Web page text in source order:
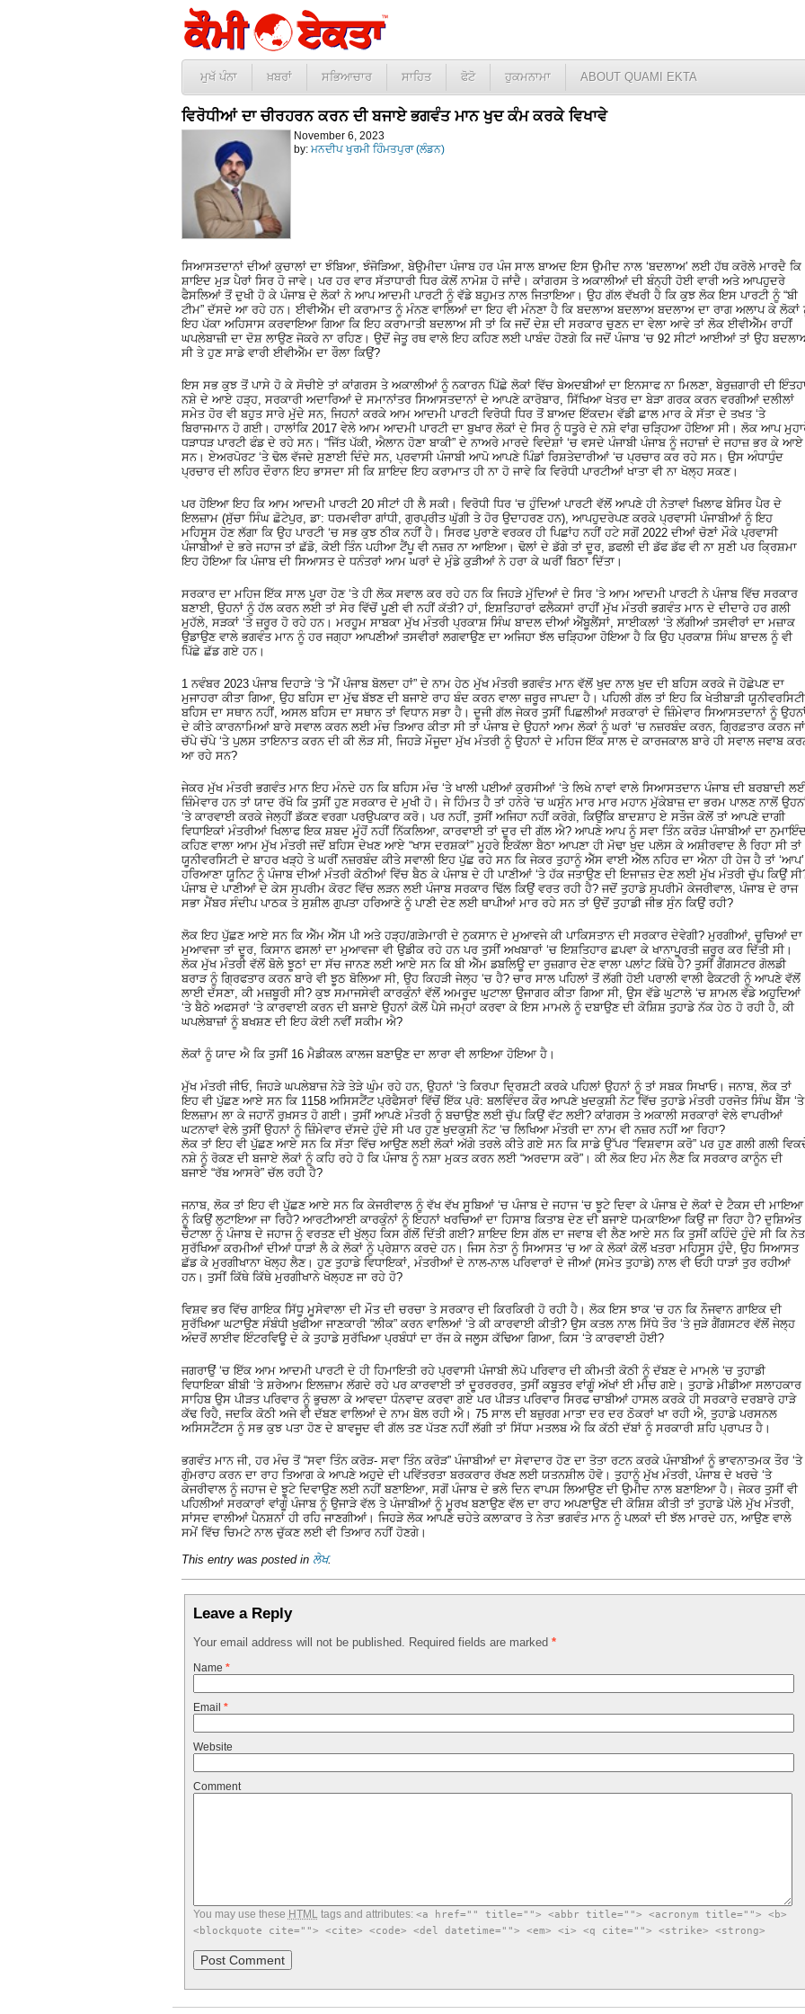
ਮੁਖੱ ਪੰਨਾ ਖ਼ਬਰਾਂ ਸਭਿਆਚਾਰ ਸਾਹਿਤ ਫੋਟੋ ਹੁਕਮਨਾਮਾ ABOUT QUAMI EKTA
ਵਿਰੋਧੀਆਂ ਦਾ ਚੀਰਹਰਨ ਕਰਨ ਦੀ ਬਜਾਏ ਭਗਵੰਤ ਮਾਨ ਖੁਦ ਕੰਮ ਕਰਕੇ ਵਿਖਾਵੇ
November 6, 2023
by: ਮਨਦੀਪ ਖੁਰਮੀ ਹਿੰਮਤਪੁਰਾ (ਲੰਡਨ)
ਸਿਆਸਤਦਾਨਾਂ ਦੀਆਂ ਕੁਚਾਲਾਂ ਦਾ ਝੰਬਿਆ, ਝੰਜੋੜਿਆ, ਬੇਉਮੀਦਾ ਪੰਜਾਬ ਹਰ ਪੰਜ ਸਾਲ ਬਾਅਦ ਇਸ ਉਮੀਦ ਨਾਲ ‘ਬਦਲਾਅ’ ਲਈ ਹੱਥ ਕਰੋਲੇ ਮਾਰਦੈ ਕਿ
ਸ਼ਾਇਦ ਮੁੜ ਪੈਰਾਂ ਸਿਰ ਹੋ ਜਾਵੇ। ਪਰ ਹਰ ਵਾਰ ਸੱਤਾਧਾਰੀ ਧਿਰ ਕੋਲੋਂ ਨਾਮੋਸ਼ ਹੋ ਜਾਂਦੈ। ਕਾਂਗਰਸ ਤੇ ਅਕਾਲੀਆਂ ਦੀ ਬੰਨ੍ਹੀ ਹੋਈ ਵਾਰੀ ਅਤੇ ਆਪਹੁਦਰੇ
ਫੈਸਲਿਆਂ ਤੋਂ ਦੁਖੀ ਹੋ ਕੇ ਪੰਜਾਬ ਦੇ ਲੋਕਾਂ ਨੇ ਆਪ ਆਦਮੀ ਪਾਰਟੀ ਨੂੰ ਵੱਡੇ ਬਹੁਮਤ ਨਾਲ ਜਿਤਾਇਆ। ਉਹ ਗੱਲ ਵੱਖਰੀ ਹੈ ਕਿ ਕੁਝ ਲੋਕ ਇਸ ਪਾਰਟੀ ਨੂੰ “ਬੀ
ਟੀਮ” ਦੱਸਦੇ ਆ ਰਹੇ ਹਨ। ਈਵੀਐੱਮ ਦੀ ਕਰਾਮਾਤ ਨੂੰ ਮੰਨਣ ਵਾਲਿਆਂ ਦਾ ਇਹ ਵੀ ਮੰਨਣਾ ਹੈ ਕਿ ਬਦਲਾਅ ਬਦਲਾਅ ਬਦਲਾਅ ਦਾ ਰਾਗ ਅਲਾਪ ਕੇ ਲੋਕਾਂ
ਇਹ ਪੱਕਾ ਅਹਿਸਾਸ ਕਰਵਾਇਆ ਗਿਆ ਕਿ ਇਹ ਕਰਾਮਾਤੀ ਬਦਲਾਅ ਸੀ ਤਾਂ ਕਿ ਜਦੋਂ ਦੇਸ਼ ਦੀ ਸਰਕਾਰ ਚੁਣਨ ਦਾ ਵੇਲਾ ਆਵੇ ਤਾਂ ਲੋਕ ਈਵੀਐੱਮ ਰਾਹੀਂ
ਘਪਲੇਬਾਜ਼ੀ ਦਾ ਦੋਸ਼ ਲਾਉਣ ਜੋਕਰੇ ਨਾ ਰਹਿਣ। ਉਦੋਂ ਜੇਤੂ ਰਥ ਵਾਲੇ ਇਹ ਕਹਿਣ ਲਈ ਪਾਬੰਦ ਹੋਣਗੇ ਕਿ ਜਦੋਂ ਪੰਜਾਬ ‘ਚ 92 ਸੀਟਾਂ ਆਈਆਂ ਤਾਂ ਉਹ
ਸੀ ਤੇ ਹੁਣ ਸਾਡੇ ਵਾਰੀ ਈਵੀਐੱਮ ਦਾ ਰੌਲਾ ਕਿਉਂ?
ਇਸ ਸਭ ਕੁਝ ਤੋਂ ਪਾਸੇ ਹੋ ਕੇ ਸੋਚੀਏ ਤਾਂ ਕਾਂਗਰਸ ਤੇ ਅਕਾਲੀਆਂ ਨੂੰ ਨਕਾਰਨ ਪਿੱਛੇ ਲੋਕਾਂ ਵਿੱਚ ਬੇਅਦਬੀਆਂ ਦਾ ਇਨਸਾਫ ਨਾ ਮਿਲਣਾ, ਬੇਰੁਜ਼ਗਾਰੀ ਦੀ
ਨਸ਼ੇ ਦੇ ਆਏ ਹੜ੍ਹ, ਸਰਕਾਰੀ ਅਦਾਰਿਆਂ ਦੇ ਸਮਾਨਾਂਤਰ ਸਿਆਸਤਦਾਨਾਂ ਦੇ ਆਪਣੇ ਕਾਰੋਬਾਰ, ਸਿੱਖਿਆ ਖੇਤਰ ਦਾ ਬੇੜਾ ਗਰਕ ਕਰਨ ਵਰਗੀਆਂ ਦਲੀਲਾਂ
ਸਮੇਤ ਹੋਰ ਵੀ ਬਹੁਤ ਸਾਰੇ ਮੁੱਦੇ ਸਨ, ਜਿਹਨਾਂ ਕਰਕੇ ਆਮ ਆਦਮੀ ਪਾਰਟੀ ਵਿਰੋਧੀ ਧਿਰ ਤੋਂ ਬਾਅਦ ਇੱਕਦਮ ਵੱਡੀ ਛਾਲ ਮਾਰ ਕੇ ਸੱਤਾ ਦੇ ਤਖਤ ‘ਤੇ
ਬਿਰਾਜਮਾਨ ਹੋ ਗਈ। ਹਾਲਾਂਕਿ 2017 ਵੇਲੇ ਆਮ ਆਦਮੀ ਪਾਰਟੀ ਦਾ ਬੁਖਾਰ ਲੋਕਾਂ ਦੇ ਸਿਰ ਨੂੰ ਧਤੂਰੇ ਦੇ ਨਸ਼ੇ ਵਾਂਗ ਚੜ੍ਹਿਆ ਹੋਇਆ ਸੀ। ਲੋਕ ਆਪ
ਧੜਾਧੜ ਪਾਰਟੀ ਫੰਡ ਦੇ ਰਹੇ ਸਨ। “ਜਿੱਤ ਪੱਕੀ, ਐਲਾਨ ਹੋਣਾ ਬਾਕੀ” ਦੇ ਨਾਅਰੇ ਮਾਰਦੇ ਵਿਦੇਸ਼ਾਂ ‘ਚ ਵਸਦੇ ਪੰਜਾਬੀ ਪੰਜਾਬ ਨੂੰ ਜਹਾਜ਼ਾਂ ਦੇ ਜਹਾਜ਼ ਭਰ ਕੇ ਆਏ
ਸਨ। ਏਅਰਪੋਰਟ ‘ਤੇ ਢੋਲ ਵੱਜਦੇ ਸੁਣਾਈ ਦਿੰਦੇ ਸਨ, ਪ੍ਰਵਾਸੀ ਪੰਜਾਬੀ ਆਪੋ ਆਪਣੇ ਪਿੰਡਾਂ ਰਿਸ਼ਤੇਦਾਰੀਆਂ ‘ਚ ਪ੍ਰਚਾਰ ਕਰ ਰਹੇ ਸਨ। ਉਸ ਅੰਧਾਧੁੰਦ
ਪ੍ਰਚਾਰ ਦੀ ਲਹਿਰ ਦੌਰਾਨ ਇਹ ਭਾਸਦਾ ਸੀ ਕਿ ਸ਼ਾਇਦ ਇਹ ਕਰਾਮਾਤ ਹੀ ਨਾ ਹੋ ਜਾਵੇ ਕਿ ਵਿਰੋਧੀ ਪਾਰਟੀਆਂ ਖਾਤਾ ਵੀ ਨਾ ਖੋਲ੍ਹ ਸਕਣ।
ਪਰ ਹੋਇਆ ਇਹ ਕਿ ਆਮ ਆਦਮੀ ਪਾਰਟੀ 20 ਸੀਟਾਂ ਹੀ ਲੈ ਸਕੀ। ਵਿਰੋਧੀ ਧਿਰ ‘ਚ ਹੁੰਦਿਆਂ ਪਾਰਟੀ ਵੱਲੋਂ ਆਪਣੇ ਹੀ ਨੇਤਾਵਾਂ ਖਿਲਾਫ ਬੇਸਿਰ ਪੈਰ ਦੇ
ਇਲਜ਼ਾਮ (ਸੁੱਚਾ ਸਿੰਘ ਛੋਟੇਪੁਰ, ਡਾ: ਧਰਮਵੀਰਾ ਗਾਂਧੀ, ਗੁਰਪ੍ਰੀਤ ਘੁੱਗੀ ਤੇ ਹੋਰ ਉਦਾਹਰਣ ਹਨ), ਆਪਹੁਦਰੇਪਣ ਕਰਕੇ ਪ੍ਰਵਾਸੀ ਪੰਜਾਬੀਆਂ ਨੂੰ ਇਹ
ਮਹਿਸੂਸ ਹੋਣ ਲੱਗਾ ਕਿ ਉਹ ਪਾਰਟੀ ‘ਚ ਸਭ ਕੁਝ ਠੀਕ ਨਹੀਂ ਹੈ। ਸਿਰਫ ਪੁਰਾਣੇ ਵਰਕਰ ਹੀ ਪਿਛਾਂਹ ਨਹੀਂ ਹਟੇ ਸਗੋਂ 2022 ਦੀਆਂ ਚੋਣਾਂ ਮੌਕੇ ਪ੍ਰਵਾਸੀ
ਪੰਜਾਬੀਆਂ ਦੇ ਭਰੇ ਜਹਾਜ ਤਾਂ ਛੱਡੋ, ਕੋਈ ਤਿੰਨ ਪਹੀਆ ਟੈਂਪੂ ਵੀ ਨਜ਼ਰ ਨਾ ਆਇਆ। ਢੋਲਾਂ ਦੇ ਡੱਗੇ ਤਾਂ ਦੂਰ, ਡਫਲੀ ਦੀ ਡੱਫ ਡੱਫ ਵੀ ਨਾ ਸੁਣੀ ਪਰ ਕ੍ਰਿਸ਼ਮਾ
ਇਹ ਹੋਇਆ ਕਿ ਪੰਜਾਬ ਦੀ ਸਿਆਸਤ ਦੇ ਧਨੰਤਰਾਂ ਆਮ ਘਰਾਂ ਦੇ ਮੁੰਡੇ ਕੁੜੀਆਂ ਨੇ ਹਰਾ ਕੇ ਘਰੀਂ ਬਿਠਾ ਦਿੱਤਾ।
ਸਰਕਾਰ ਦਾ ਮਹਿਜ ਇੱਕ ਸਾਲ ਪੂਰਾ ਹੋਣ ‘ਤੇ ਹੀ ਲੋਕ ਸਵਾਲ ਕਰ ਰਹੇ ਹਨ ਕਿ ਜਿਹੜੇ ਮੁੱਦਿਆਂ ਦੇ ਸਿਰ ‘ਤੇ ਆਮ ਆਦਮੀ ਪਾਰਟੀ ਨੇ ਪੰਜਾਬ ਵਿੱਚ ਸਰਕਾਰ
ਬਣਾਈ, ਉਹਨਾਂ ਨੂੰ ਹੱਲ ਕਰਨ ਲਈ ਤਾਂ ਸੇਰ ਵਿੱਚੋਂ ਪੂਣੀ ਵੀ ਨਹੀਂ ਕੱਤੀ? ਹਾਂ, ਇਸ਼ਤਿਹਾਰਾਂ ਫਲੈਕਸਾਂ ਰਾਹੀਂ ਮੁੱਖ ਮੰਤਰੀ ਭਗਵੰਤ ਮਾਨ ਦੇ ਦੀਦਾਰੇ ਹਰ ਗਲੀ
ਮੁਹੱਲੇ, ਸੜਕਾਂ ‘ਤੇ ਜ਼ਰੂਰ ਹੋ ਰਹੇ ਹਨ। ਮਰਹੂਮ ਸਾਬਕਾ ਮੁੱਖ ਮੰਤਰੀ ਪ੍ਰਕਾਸ਼ ਸਿੰਘ ਬਾਦਲ ਦੀਆਂ ਐਂਬੂਲੈਂਸਾਂ, ਸਾਈਕਲਾਂ ‘ਤੇ ਲੱਗੀਆਂ ਤਸਵੀਰਾਂ ਦਾ ਮਜ਼ਾਕ
ਉਡਾਉਣ ਵਾਲੇ ਭਗਵੰਤ ਮਾਨ ਨੂੰ ਹਰ ਜਗ੍ਹਾ ਆਪਣੀਆਂ ਤਸਵੀਰਾਂ ਲਗਵਾਉਣ ਦਾ ਅਜਿਹਾ ਝੱਲ ਚੜ੍ਹਿਆ ਹੋਇਆ ਹੈ ਕਿ ਉਹ ਪ੍ਰਕਾਸ਼ ਸਿੰਘ ਬਾਦਲ ਨੂੰ ਵੀ
ਪਿੱਛੇ ਛੱਡ ਗਏ ਹਨ।
1 ਨਵੰਬਰ 2023 ਪੰਜਾਬ ਦਿਹਾੜੇ ‘ਤੇ “ਮੈਂ ਪੰਜਾਬ ਬੋਲਦਾ ਹਾਂ” ਦੇ ਨਾਮ ਹੇਠ ਮੁੱਖ ਮੰਤਰੀ ਭਗਵੰਤ ਮਾਨ ਵੱਲੋਂ ਖੁਦ ਨਾਲ ਖੁਦ ਦੀ ਬਹਿਸ ਕਰਕੇ ਜੋ ਹੋਛੇਪਣ ਦਾ
ਮੁਜਾਹਰਾ ਕੀਤਾ ਗਿਆ, ਉਹ ਬਹਿਸ ਦਾ ਮੁੱਢ ਬੱਝਣ ਦੀ ਬਜਾਏ ਰਾਹ ਬੰਦ ਕਰਨ ਵਾਲਾ ਜ਼ਰੂਰ ਜਾਪਦਾ ਹੈ। ਪਹਿਲੀ ਗੱਲ ਤਾਂ ਇਹ ਕਿ ਖੇਤੀਬਾੜੀ ਯੂਨੀਵਰਸਿਟੀ
ਬਹਿਸ ਦਾ ਸਥਾਨ ਨਹੀਂ, ਅਸਲ ਬਹਿਸ ਦਾ ਸਥਾਨ ਤਾਂ ਵਿਧਾਨ ਸਭਾ ਹੈ। ਦੂਜੀ ਗੱਲ ਜੇਕਰ ਤੁਸੀਂ ਪਿਛਲੀਆਂ ਸਰਕਾਰਾਂ ਦੇ ਜ਼ਿੰਮੇਵਾਰ ਸਿਆਸਤਦਾਨਾਂ ਨੂੰ
ਦੇ ਕੀਤੇ ਕਾਰਨਾਮਿਆਂ ਬਾਰੇ ਸਵਾਲ ਕਰਨ ਲਈ ਮੰਚ ਤਿਆਰ ਕੀਤਾ ਸੀ ਤਾਂ ਪੰਜਾਬ ਦੇ ਉਹਨਾਂ ਆਮ ਲੋਕਾਂ ਨੂੰ ਘਰਾਂ ‘ਚ ਨਜ਼ਰਬੰਦ ਕਰਨ, ਗ੍ਰਿਫ਼ਤਾਰ ਕਰਨ ਜਾਂ
ਚੱਪੇ ਚੱਪੇ ‘ਤੇ ਪੁਲਸ ਤਾਇਨਾਤ ਕਰਨ ਦੀ ਕੀ ਲੋੜ ਸੀ, ਜਿਹੜੇ ਮੌਜੂਦਾ ਮੁੱਖ ਮੰਤਰੀ ਨੂੰ ਉਹਨਾਂ ਦੇ ਮਹਿਜ ਇੱਕ ਸਾਲ ਦੇ ਕਾਰਜਕਾਲ ਬਾਰੇ ਹੀ ਸਵਾਲ ਜਵਾਬ
ਆ ਰਹੇ ਸਨ?
ਜੇਕਰ ਮੁੱਖ ਮੰਤਰੀ ਭਗਵੰਤ ਮਾਨ ਇਹ ਮੰਨਦੇ ਹਨ ਕਿ ਬਹਿਸ ਮੰਚ ‘ਤੇ ਖਾਲੀ ਪਈਆਂ ਕੁਰਸੀਆਂ ‘ਤੇ ਲਿਖੇ ਨਾਵਾਂ ਵਾਲੇ ਸਿਆਸਤਦਾਨ ਪੰਜਾਬ ਦੀ ਬਰਬਾਦੀ
ਜ਼ਿੰਮੇਵਾਰ ਹਨ ਤਾਂ ਯਾਦ ਰੱਖੋ ਕਿ ਤੁਸੀਂ ਹੁਣ ਸਰਕਾਰ ਦੇ ਮੁਖੀ ਹੋ। ਜੇ ਹਿੰਮਤ ਹੈ ਤਾਂ ਹਨੇਰੇ ‘ਚ ਘਸੁੰਨ ਮਾਰ ਮਾਰ ਮਹਾਨ ਮੁੱਕੇਬਾਜ਼ ਦਾ ਭਰਮ ਪਾਲਣ ਨਾਲੋਂ
‘ਤੇ ਕਾਰਵਾਈ ਕਰਕੇ ਜੇਲ੍ਹੀਂ ਡੱਕਣ ਵਰਗਾ ਪਰਉਪਕਾਰ ਕਰੋ। ਪਰ ਨਹੀਂ, ਤੁਸੀਂ ਅਜਿਹਾ ਨਹੀਂ ਕਰੋਗੇ, ਕਿਉਂਕਿ ਬਾਦਸ਼ਾਹ ਏ ਸਤੌਜ ਕੋਲੋਂ ਤਾਂ ਆਪਣੇ ਦਾਗੀ
ਵਿਧਾਇਕਾਂ ਮੰਤਰੀਆਂ ਖਿਲਾਫ ਇਕ ਸ਼ਬਦ ਮੂੰਹੋਂ ਨਹੀਂ ਨਿੱਕਲਿਆ, ਕਾਰਵਾਈ ਤਾਂ ਦੂਰ ਦੀ ਗੱਲ ਐ? ਆਪਣੇ ਆਪ ਨੂੰ ਸਵਾ ਤਿੰਨ ਕਰੋੜ ਪੰਜਾਬੀਆਂ ਦਾ
ਕਹਿਣ ਵਾਲਾ ਆਮ ਮੁੱਖ ਮੰਤਰੀ ਜਦੋਂ ਬਹਿਸ ਦੇਖਣ ਆਏ “ਖਾਸ ਦਰਸ਼ਕਾਂ” ਮੂਹਰੇ ਇਕੱਲਾ ਬੈਠਾ ਆਪਣਾ ਹੀ ਮੋਢਾ ਖੁਦ ਪਲੋਸ ਕੇ ਅਸ਼ੀਰਵਾਦ ਲੈ ਰਿਹਾ ਸੀ ਤਾਂ
ਯੂਨੀਵਰਸਿਟੀ ਦੇ ਬਾਹਰ ਖੜ੍ਹੇ ਤੇ ਘਰੀਂ ਨਜ਼ਰਬੰਦ ਕੀਤੇ ਸਵਾਲੀ ਇਹ ਪੁੱਛ ਰਹੇ ਸਨ ਕਿ ਜੇਕਰ ਤੁਹਾਨੂੰ ਐੱਸ ਵਾਈ ਐੱਲ ਨਹਿਰ ਦਾ ਐਨਾ ਹੀ ਹੇਜ ਹੈ ਤਾਂ ‘ਆਪ’
ਹਰਿਆਣਾ ਯੂਨਿਟ ਨੂੰ ਪੰਜਾਬ ਦੀਆਂ ਮੰਤਰੀ ਕੋਠੀਆਂ ਵਿੱਚ ਬੈਠ ਕੇ ਪੰਜਾਬ ਦੇ ਹੀ ਪਾਣੀਆਂ ‘ਤੇ ਹੱਕ ਜਤਾਉਣ ਦੀ ਇਜਾਜ਼ਤ ਦੇਣ ਲਈ ਮੁੱਖ ਮੰਤਰੀ ਚੁੱਪ ਕਿਉਂ
ਪੰਜਾਬ ਦੇ ਪਾਣੀਆਂ ਦੇ ਕੇਸ ਸੁਪਰੀਮ ਕੋਰਟ ਵਿੱਚ ਲੜਨ ਲਈ ਪੰਜਾਬ ਸਰਕਾਰ ਢਿੱਲ ਕਿਉਂ ਵਰਤ ਰਹੀ ਹੈ? ਜਦੋਂ ਤੁਹਾਡੇ ਸੁਪਰੀਮੋ ਕੇਜਰੀਵਾਲ, ਪੰਜਾਬ ਦੇ ਰਾਜ
ਸਭਾ ਮੈਂਬਰ ਸੰਦੀਪ ਪਾਠਕ ਤੇ ਸੁਸ਼ੀਲ ਗੁਪਤਾ ਹਰਿਆਣੇ ਨੂੰ ਪਾਣੀ ਦੇਣ ਲਈ ਥਾਪੀਆਂ ਮਾਰ ਰਹੇ ਸਨ ਤਾਂ ਉਦੋਂ ਤੁਹਾਡੀ ਜੀਭ ਸੁੰਨ ਕਿਉਂ ਰਹੀ?
ਲੋਕ ਇਹ ਪੁੱਛਣ ਆਏ ਸਨ ਕਿ ਐੱਮ ਐੱਸ ਪੀ ਅਤੇ ਹੜ੍ਹ/ਗੜੇਮਾਰੀ ਦੇ ਨੁਕਸਾਨ ਦੇ ਮੁਆਵਜੇ ਕੀ ਪਾਕਿਸਤਾਨ ਦੀ ਸਰਕਾਰ ਦੇਵੇਗੀ? ਮੁਰਗੀਆਂ, ਚੂਚਿਆਂ ਦਾ
ਮੁਆਵਜਾ ਤਾਂ ਦੂਰ, ਕਿਸਾਨ ਫਸਲਾਂ ਦਾ ਮੁਆਵਜਾ ਵੀ ਉਡੀਕ ਰਹੇ ਹਨ ਪਰ ਤੁਸੀਂ ਅਖਬਾਰਾਂ ‘ਚ ਇਸ਼ਤਿਹਾਰ ਛਪਵਾ ਕੇ ਖਾਨਾਪੂਰਤੀ ਜ਼ਰੂਰ ਕਰ ਦਿੱਤੀ ਸੀ।
ਲੋਕ ਮੁੱਖ ਮੰਤਰੀ ਵੱਲੋਂ ਬੋਲੇ ਝੂਠਾਂ ਦਾ ਸੱਚ ਜਾਨਣ ਲਈ ਆਏ ਸਨ ਕਿ ਬੀ ਐੱਮ ਡਬਲਿਊ ਦਾ ਰੁਜ਼ਗਾਰ ਦੇਣ ਵਾਲਾ ਪਲਾਂਟ ਕਿੱਥੇ ਹੈ? ਤੁਸੀਂ ਗੈਂਗਸਟਰ ਗੋਲਡੀ
ਬਰਾੜ ਨੂੰ ਗ੍ਰਿਫਤਾਰ ਕਰਨ ਬਾਰੇ ਵੀ ਝੂਠ ਬੋਲਿਆ ਸੀ, ਉਹ ਕਿਹੜੀ ਜੇਲ੍ਹ ‘ਚ ਹੈ? ਚਾਰ ਸਾਲ ਪਹਿਲਾਂ ਤੋਂ ਲੱਗੀ ਹੋਈ ਪਰਾਲੀ ਵਾਲੀ ਫੈਕਟਰੀ ਨੂੰ ਆਪਣੇ ਵੱਲੋਂ
ਲਾਈ ਦੱਸਣਾ, ਕੀ ਮਜ਼ਬੂਰੀ ਸੀ? ਕੁਝ ਸਮਾਜਸੇਵੀ ਕਾਰਕੁੰਨਾਂ ਵੱਲੋਂ ਅਮਰੂਦ ਘੁਟਾਲਾ ਉਜਾਗਰ ਕੀਤਾ ਗਿਆ ਸੀ, ਉਸ ਵੱਡੇ ਘੁਟਾਲੇ ‘ਚ ਸ਼ਾਮਲ ਵੱਡੇ ਅਹੁਦਿਆਂ
‘ਤੇ ਬੈਠੇ ਅਫਸਰਾਂ ‘ਤੇ ਕਾਰਵਾਈ ਕਰਨ ਦੀ ਬਜਾਏ ਉਹਨਾਂ ਕੋਲੋਂ ਪੈਸੇ ਜਮ੍ਹਾਂ ਕਰਵਾ ਕੇ ਇਸ ਮਾਮਲੇ ਨੂੰ ਦਬਾਉਣ ਦੀ ਕੋਸ਼ਿਸ਼ ਤੁਹਾਡੇ ਨੱਕ ਹੇਠ ਹੋ ਰਹੀ ਹੈ, ਕੀ
ਘਪਲੇਬਾਜ਼ਾਂ ਨੂੰ ਬਖਸ਼ਣ ਦੀ ਇਹ ਕੋਈ ਨਵੀਂ ਸਕੀਮ ਐ?
ਲੋਕਾਂ ਨੂੰ ਯਾਦ ਐ ਕਿ ਤੁਸੀਂ 16 ਮੈਡੀਕਲ ਕਾਲਜ ਬਣਾਉਣ ਦਾ ਲਾਰਾ ਵੀ ਲਾਇਆ ਹੋਇਆ ਹੈ।
ਮੁੱਖ ਮੰਤਰੀ ਜੀਓ, ਜਿਹੜੇ ਘਪਲੇਬਾਜ਼ ਨੇੜੇ ਤੇੜੇ ਘੁੰਮ ਰਹੇ ਹਨ, ਉਹਨਾਂ ‘ਤੇ ਕਿਰਪਾ ਦ੍ਰਿਸ਼ਟੀ ਕਰਕੇ ਪਹਿਲਾਂ ਉਹਨਾਂ ਨੂੰ ਤਾਂ ਸਬਕ ਸਿਖਾਓ। ਜਨਾਬ, ਲੋਕ ਤਾਂ
ਇਹ ਵੀ ਪੁੱਛਣ ਆਏ ਸਨ ਕਿ 1158 ਅਸਿਸਟੈਂਟ ਪ੍ਰੋਫੈਸਰਾਂ ਵਿੱਚੋਂ ਇੱਕ ਪ੍ਰੋ: ਬਲਵਿੰਦਰ ਕੌਰ ਆਪਣੇ ਖੁਦਕੁਸ਼ੀ ਨੋਟ ਵਿੱਚ ਤੁਹਾਡੇ ਮੰਤਰੀ ਹਰਜੋਤ ਸਿੰਘ ਬੈਂਸ ‘ਤੇ
ਇਲਜ਼ਾਮ ਲਾ ਕੇ ਜਹਾਨੋਂ ਰੁਖ਼ਸਤ ਹੋ ਗਈ। ਤੁਸੀਂ ਆਪਣੇ ਮੰਤਰੀ ਨੂੰ ਬਚਾਉਣ ਲਈ ਚੁੱਪ ਕਿਉਂ ਵੱਟ ਲਈ? ਕਾਂਗਰਸ ਤੇ ਅਕਾਲੀ ਸਰਕਾਰਾਂ ਵੇਲੇ ਵਾਪਰੀਆਂ
ਘਟਨਾਵਾਂ ਵੇਲੇ ਤੁਸੀਂ ਉਹਨਾਂ ਨੂੰ ਜ਼ਿੰਮੇਵਾਰ ਦੱਸਦੇ ਹੁੰਦੇ ਸੀ ਪਰ ਹੁਣ ਖੁਦਕੁਸ਼ੀ ਨੋਟ ‘ਚ ਲਿਖਿਆ ਮੰਤਰੀ ਦਾ ਨਾਮ ਵੀ ਨਜ਼ਰ ਨਹੀਂ ਆ ਰਿਹਾ?
ਲੋਕ ਤਾਂ ਇਹ ਵੀ ਪੁੱਛਣ ਆਏ ਸਨ ਕਿ ਸੱਤਾ ਵਿੱਚ ਆਉਣ ਲਈ ਲੋਕਾਂ ਅੱਗੇ ਤਰਲੇ ਕੀਤੇ ਗਏ ਸਨ ਕਿ ਸਾਡੇ ਉੱਪਰ “ਵਿਸ਼ਵਾਸ ਕਰੋ” ਪਰ ਹੁਣ ਗਲੀ ਗਲੀ
ਨਸ਼ੇ ਨੂੰ ਰੋਕਣ ਦੀ ਬਜਾਏ ਲੋਕਾਂ ਨੂੰ ਕਹਿ ਰਹੇ ਹੋ ਕਿ ਪੰਜਾਬ ਨੂੰ ਨਸ਼ਾ ਮੁਕਤ ਕਰਨ ਲਈ “ਅਰਦਾਸ ਕਰੋ”। ਕੀ ਲੋਕ ਇਹ ਮੰਨ ਲੈਣ ਕਿ ਸਰਕਾਰ ਕਾਨੂੰਨ ਦੀ
ਬਜਾਏ “ਰੱਬ ਆਸਰੇ” ਚੱਲ ਰਹੀ ਹੈ?
ਜਨਾਬ, ਲੋਕ ਤਾਂ ਇਹ ਵੀ ਪੁੱਛਣ ਆਏ ਸਨ ਕਿ ਕੇਜਰੀਵਾਲ ਨੂੰ ਵੱਖ ਵੱਖ ਸੂਬਿਆਂ ‘ਚ ਪੰਜਾਬ ਦੇ ਜਹਾਜ ‘ਚ ਝੂਟੇ ਦਿਵਾ ਕੇ ਪੰਜਾਬ ਦੇ ਲੋਕਾਂ ਦੇ ਟੈਕਸ ਦੀ ਮਾਇਆ
ਨੂੰ ਕਿਉਂ ਲੁਟਾਇਆ ਜਾ ਰਿਹੈ? ਆਰਟੀਆਈ ਕਾਰਕੁੰਨਾਂ ਨੂੰ ਇਹਨਾਂ ਖਰਚਿਆਂ ਦਾ ਹਿਸਾਬ ਕਿਤਾਬ ਦੇਣ ਦੀ ਬਜਾਏ ਧਮਕਾਇਆ ਕਿਉਂ ਜਾ ਰਿਹਾ ਹੈ? ਦੁਸ਼ਿਅੰਤ
ਚੌਟਾਲਾ ਨੂੰ ਪੰਜਾਬ ਦੇ ਜਹਾਜ ਨੂੰ ਵਰਤਣ ਦੀ ਖੁੱਲ੍ਹ ਕਿਸ ਗੱਲੋਂ ਦਿੱਤੀ ਗਈ? ਸ਼ਾਇਦ ਇਸ ਗੱਲ ਦਾ ਜਵਾਬ ਵੀ ਲੈਣ ਆਏ ਸਨ ਕਿ ਤੁਸੀਂ ਕਹਿੰਦੇ ਹੁੰਦੇ ਸੀ ਕਿ
ਸੁਰੱਖਿਆ ਕਰਮੀਆਂ ਦੀਆਂ ਧਾੜਾਂ ਲੈ ਕੇ ਲੋਕਾਂ ਨੂੰ ਪ੍ਰੇਸ਼ਾਨ ਕਰਦੇ ਹਨ। ਜਿਸ ਨੇਤਾ ਨੂੰ ਸਿਆਸਤ ‘ਚ ਆ ਕੇ ਲੋਕਾਂ ਕੋਲੋਂ ਖਤਰਾ ਮਹਿਸੂਸ ਹੁੰਦੈ, ਉਹ ਸਿਆਸਤ
ਛੱਡ ਕੇ ਮੁਰਗੀਖਾਨਾ ਖੋਲ੍ਹ ਲੈਣ। ਹੁਣ ਤੁਹਾਡੇ ਵਿਧਾਇਕਾਂ, ਮੰਤਰੀਆਂ ਦੇ ਨਾਲ-ਨਾਲ ਪਰਿਵਾਰਾਂ ਦੇ ਜੀਆਂ (ਸਮੇਤ ਤੁਹਾਡੇ) ਨਾਲ ਵੀ ਓਹੀ ਧਾੜਾਂ ਤੁਰ ਰਹੀਆਂ
ਹਨ। ਤੁਸੀਂ ਕਿੱਥੇ ਕਿੱਥੇ ਮੁਰਗੀਖਾਨੇ ਖੋਲ੍ਹਣ ਜਾ ਰਹੇ ਹੋ?
ਵਿਸ਼ਵ ਭਰ ਵਿੱਚ ਗਾਇਕ ਸਿੱਧੂ ਮੂਸੇਵਾਲਾ ਦੀ ਮੌਤ ਦੀ ਚਰਚਾ ਤੇ ਸਰਕਾਰ ਦੀ ਕਿਰਕਿਰੀ ਹੋ ਰਹੀ ਹੈ। ਲੋਕ ਇਸ ਝਾਕ ‘ਚ ਹਨ ਕਿ ਨੌਜਵਾਨ ਗਾਇਕ ਦੀ
ਸੁਰੱਖਿਆ ਘਟਾਉਣ ਸੰਬੰਧੀ ਖੁਫੀਆ ਜਾਣਕਾਰੀ “ਲੀਕ” ਕਰਨ ਵਾਲਿਆਂ ‘ਤੇ ਕੀ ਕਾਰਵਾਈ ਕੀਤੀ? ਉਸ ਕਤਲ ਨਾਲ ਸਿੱਧੇ ਤੌਰ ‘ਤੇ ਜੁੜੇ ਗੈਂਗਸਟਰ ਵੱਲੋਂ ਜੇਲ੍ਹ
ਅੰਦਰੋਂ ਲਾਈਵ ਇੰਟਰਵਿਊ ਦੇ ਕੇ ਤੁਹਾਡੇ ਸੁਰੱਖਿਆ ਪ੍ਰਬੰਧਾਂ ਦਾ ਰੱਜ ਕੇ ਜਲੂਸ ਕੱਢਿਆ ਗਿਆ, ਕਿਸ ‘ਤੇ ਕਾਰਵਾਈ ਹੋਈ?
ਜਗਰਾਉਂ ‘ਚ ਇੱਕ ਆਮ ਆਦਮੀ ਪਾਰਟੀ ਦੇ ਹੀ ਹਿਮਾਇਤੀ ਰਹੇ ਪ੍ਰਵਾਸੀ ਪੰਜਾਬੀ ਲੋਪੋ ਪਰਿਵਾਰ ਦੀ ਕੀਮਤੀ ਕੋਠੀ ਨੂੰ ਦੱਬਣ ਦੇ ਮਾਮਲੇ ‘ਚ ਤੁਹਾਡੀ
ਵਿਧਾਇਕਾ ਬੀਬੀ ‘ਤੇ ਸ਼ਰੇਆਮ ਇਲਜ਼ਾਮ ਲੱਗਦੇ ਰਹੇ ਪਰ ਕਾਰਵਾਈ ਤਾਂ ਦੂਰਰਰਰਰ, ਤੁਸੀਂ ਕਬੂਤਰ ਵਾਂਗੂੰ ਅੱਖਾਂ ਈ ਮੀਚ ਗਏ। ਤੁਹਾਡੇ ਮੀਡੀਆ ਸਲਾਹਕਾਰ
ਸਾਹਿਬ ਉਸ ਪੀੜਤ ਪਰਿਵਾਰ ਨੂੰ ਭੁਚਲਾ ਕੇ ਆਵਦਾ ਧੰਨਵਾਦ ਕਰਵਾ ਗਏ ਪਰ ਪੀੜਤ ਪਰਿਵਾਰ ਸਿਰਫ ਚਾਬੀਆਂ ਹਾਸਲ ਕਰਕੇ ਹੀ ਸਰਕਾਰੇ ਦਰਬਾਰੇ ਹਾੜੇ
ਕੱਢ ਰਿਹੈ, ਜਦਕਿ ਕੋਠੀ ਅਜੇ ਵੀ ਦੱਬਣ ਵਾਲਿਆਂ ਦੇ ਨਾਮ ਬੋਲ ਰਹੀ ਐ। 75 ਸਾਲ ਦੀ ਬਜ਼ੁਰਗ ਮਾਤਾ ਦਰ ਦਰ ਠੋਕਰਾਂ ਖਾ ਰਹੀ ਐ, ਤੁਹਾਡੇ ਪਰਸਨਲ
ਅਸਿਸਟੈਂਟਸ ਨੂੰ ਸਭ ਕੁਝ ਪਤਾ ਹੋਣ ਦੇ ਬਾਵਜੂਦ ਵੀ ਗੱਲ ਤਣ ਪੱਤਣ ਨਹੀਂ ਲੱਗੀ ਤਾਂ ਸਿੱਧਾ ਮਤਲਬ ਐ ਕਿ ਕੱਠੀ ਦੱਬਾਂ ਨੂੰ ਸਰਕਾਰੀ ਸ਼ਹਿ ਪ੍ਰਾਪਤ ਹੈ।
ਭਗਵੰਤ ਮਾਨ ਜੀ, ਹਰ ਮੰਚ ਤੋਂ “ਸਵਾ ਤਿੰਨ ਕਰੋੜ- ਸਵਾ ਤਿੰਨ ਕਰੋੜ” ਪੰਜਾਬੀਆਂ ਦਾ ਸੇਵਾਦਾਰ ਹੋਣ ਦਾ ਤੋਤਾ ਰਟਨ ਕਰਕੇ ਪੰਜਾਬੀਆਂ ਨੂੰ ਭਾਵਨਾਤਮਕ ਤੌਰ ‘ਤੇ
ਗੁੰਮਰਾਹ ਕਰਨ ਦਾ ਰਾਹ ਤਿਆਗ ਕੇ ਆਪਣੇ ਅਹੁਦੇ ਦੀ ਪਵਿੱਤਰਤਾ ਬਰਕਰਾਰ ਰੱਖਣ ਲਈ ਯਤਨਸ਼ੀਲ ਹੋਵੋ। ਤੁਹਾਨੂੰ ਮੁੱਖ ਮੰਤਰੀ, ਪੰਜਾਬ ਦੇ ਖਰਚੇ ‘ਤੇ
ਕੇਜਰੀਵਾਲ ਨੂੰ ਜਹਾਜ ਦੇ ਝੂਟੇ ਦਿਵਾਉਣ ਲਈ ਨਹੀਂ ਬਣਾਇਆ, ਸਗੋਂ ਪੰਜਾਬ ਦੇ ਭਲੇ ਦਿਨ ਵਾਪਸ ਲਿਆਉਣ ਦੀ ਉਮੀਦ ਨਾਲ ਬਣਾਇਆ ਹੈ। ਜੇਕਰ ਤੁਸੀਂ ਵੀ
ਪਹਿਲੀਆਂ ਸਰਕਾਰਾਂ ਵਾਂਗੂੰ ਪੰਜਾਬ ਨੂੰ ਉਜਾੜੇ ਵੱਲ ਤੇ ਪੰਜਾਬੀਆਂ ਨੂੰ ਮੂਰਖ ਬਣਾਉਣ ਵੱਲ ਦਾ ਰਾਹ ਅਪਣਾਉਣ ਦੀ ਕੋਸ਼ਿਸ਼ ਕੀਤੀ ਤਾਂ ਤੁਹਾਡੇ ਪੱਲੇ ਮੁੱਖ ਮੰਤਰੀ,
ਸਾਂਸਦ ਵਾਲੀਆਂ ਪੈਨਸ਼ਨਾਂ ਹੀ ਰਹਿ ਜਾਣਗੀਆਂ। ਜਿਹੜੇ ਲੋਕ ਆਪਣੇ ਚਹੇਤੇ ਕਲਾਕਾਰ ਤੇ ਨੇਤਾ ਭਗਵੰਤ ਮਾਨ ਨੂੰ ਪਲਕਾਂ ਦੀ ਝੱਲ ਮਾਰਦੇ ਹਨ, ਆਉਣ ਵਾਲੇ
ਸਮੇਂ ਵਿੱਚ ਚਿਮਟੇ ਨਾਲ ਚੁੱਕਣ ਲਈ ਵੀ ਤਿਆਰ ਨਹੀਂ ਹੋਣਗੇ।
This entry was posted in ਲੇਖ.
Leave a Reply
Your email address will not be published. Required fields are marked *
Name *
Email *
Website
Comment
You may use these HTMLtags and attributes: <a href="" title=""> <abbr title=""> <acronym title=""> <b>
<blockquote cite=""> <cite> <code> <del datetime=""> <em> <i> <q cite=""> <strike> <strong>